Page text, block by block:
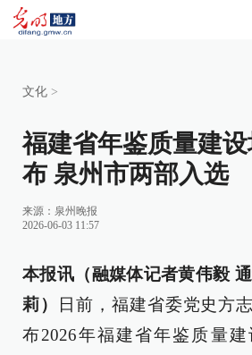
文化 >
福建省年鉴质量建
布 泉州市两部入选
来源： 泉州晚报
2026-06-03 11:57
本报讯（融媒体记者黄伟毅
莉）
日前，福建省委党史方
布2026年福建省年鉴质量